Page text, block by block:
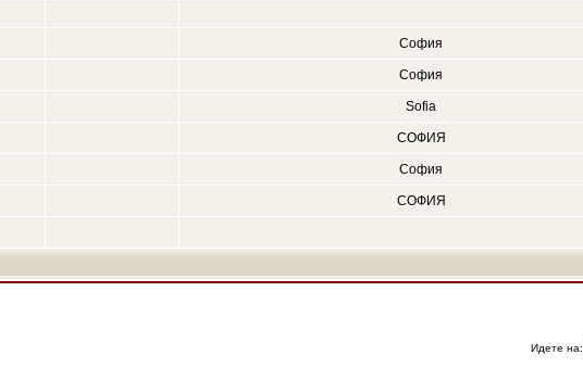
София
София
Sofia
СОФИЯ
София
СОФИЯ
Идете на: